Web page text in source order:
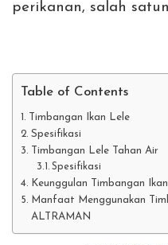
perikanan, salah
Table of Contents
Timbangan Ikan Lele
Spesifikasi
Timbangan Lele Tahan Air
Spesifikasi
Keunggulan Timbangan
Manfaat Menggunakan
ALTRAMAN